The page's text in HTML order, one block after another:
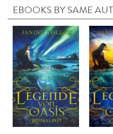
EBOOKS BY SAME